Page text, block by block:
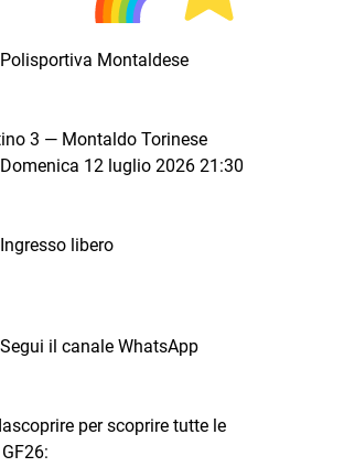
Polisportiva Montaldese
3 — Montaldo Torinese
Domenica 12 luglio 2026 21:30
Ingresso libero
Segui il canale WhatsApp
per scoprire tutte le